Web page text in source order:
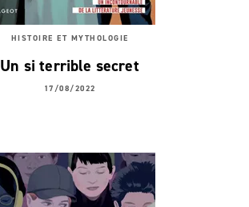
HISTOIRE ET MYTHOLOGIE
Un si terrible secret
17/08/2022